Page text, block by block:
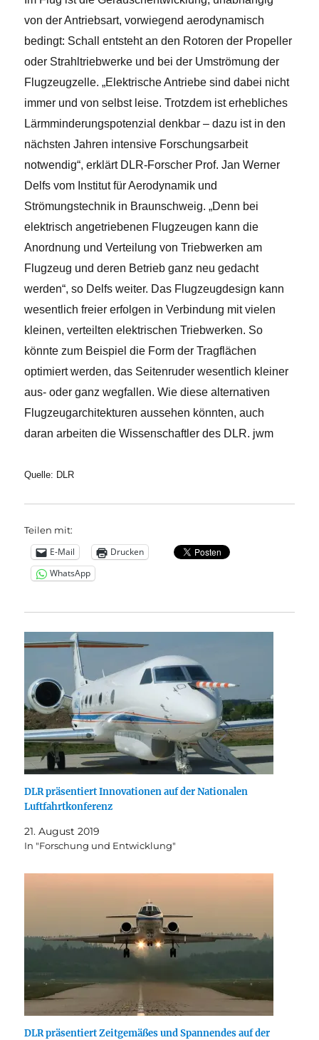
von der Antriebsart, vorwiegend aerodynamisch
bedingt: Schall entsteht an den Rotoren der Propeller
oder Strahltriebwerke und bei der Umströmung der
Flugzeugzelle. „Elektrische Antriebe sind dabei nicht
immer und von selbst leise. Trotzdem ist erhebliches
Lärmminderungspotenzial denkbar – dazu ist in den
nächsten Jahren intensive Forschungsarbeit
notwendig“, erklärt DLR-Forscher Prof. Jan Werner
Delfs vom Institut für Aerodynamik und
Strömungstechnik in Braunschweig. „Denn bei
elektrisch angetriebenen Flugzeugen kann die
Anordnung und Verteilung von Triebwerken am
Flugzeug und deren Betrieb ganz neu gedacht
werden“, so Delfs weiter. Das Flugzeugdesign kann
wesentlich freier erfolgen in Verbindung mit vielen
kleinen, verteilten elektrischen Triebwerken. So
könnte zum Beispiel die Form der Tragflächen
optimiert werden, das Seitenruder wesentlich kleiner
aus- oder ganz wegfallen. Wie diese alternativen
Flugzeugarchitekturen aussehen könnten, auch
daran arbeiten die Wissenschaftler des DLR. jwm
Quelle: DLR
Teilen mit:
E-Mail
Drucken
WhatsApp
DLR präsentiert Innovationen auf der Nationalen
Luftfahrtkonferenz
21. August 2019
In "Forschung und Entwicklung"
DLR präsentiert Zeitgemäßes und Spannendes auf der